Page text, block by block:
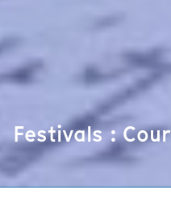
Festivals :